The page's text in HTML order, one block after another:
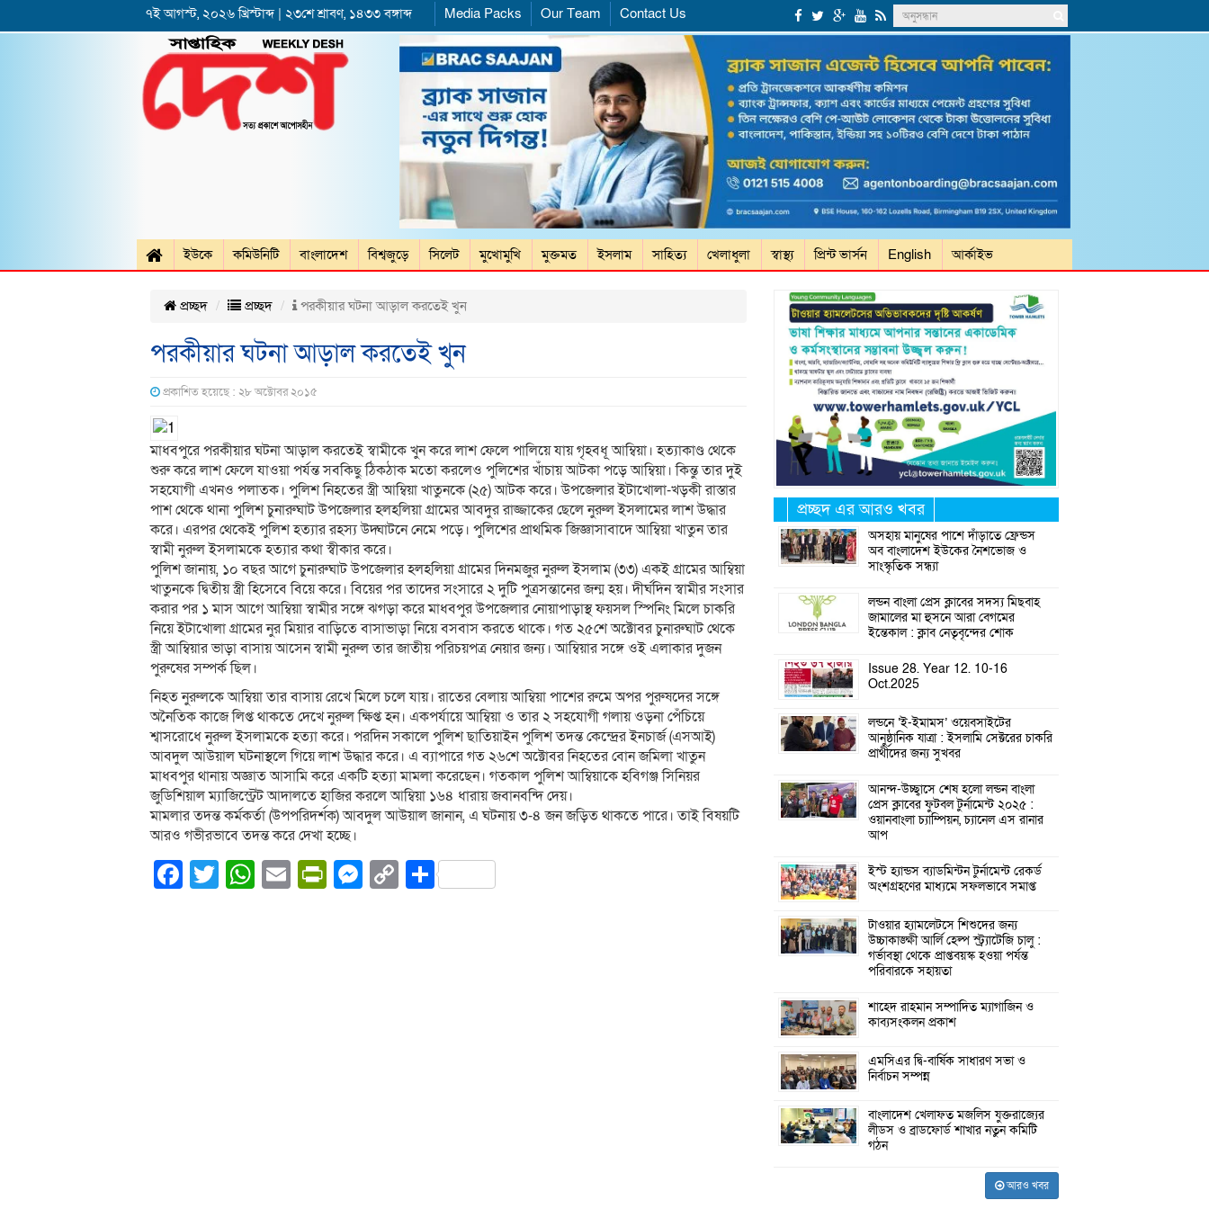
৭ই আগস্ট, ২০২৬ খ্রিস্টাব্দ | ২৩শে শ্রাবণ, ১৪৩৩ বঙ্গাব্দ Media Packs Our Team Contact Us
ইউকে কমিউনিটি বাংলাদেশ বিশ্বজুড়ে সিলেট মুখোমুখি মুক্তমত ইসলাম সাহিত্য খেলাধুলা স্বাস্থ্য প্রিন্ট ভার্সন English আর্কাইভ
প্রচ্ছদ প্রচ্ছদ পরকীয়ার ঘটনা আড়াল করতেই খুন
পরকীয়ার ঘটনা আড়াল করতেই খুন
প্রকাশিত হয়েছে : ২৮ অক্টোবর ২০১৫
মাধবপুরে পরকীয়ার ঘটনা আড়াল করতেই স্বামীকে খুন করে লাশ ফেলে পালিয়ে যায় গৃহবধূ আম্বিয়া। হত্যাকাণ্ড থেকে
শুরু করে লাশ ফেলে যাওয়া পর্যন্ত সবকিছু ঠিকঠাক মতো করলেও পুলিশের খাঁচায় আটকা পড়ে আম্বিয়া। কিন্তু তার দুই
সহযোগী এখনও পলাতক। পুলিশ নিহতের স্ত্রী আম্বিয়া খাতুনকে (২৫) আটক করে। উপজেলার ইটাখোলা-খড়কী রাস্তার
পাশ থেকে থানা পুলিশ চুনারুঘাট উপজেলার হলহলিয়া গ্রামের আবদুর রাজ্জাকের ছেলে নুরুল ইসলামের লাশ উদ্ধার
করে। এরপর থেকেই পুলিশ হত্যার রহস্য উদ্ঘাটনে নেমে পড়ে। পুলিশের প্রাথমিক জিজ্ঞাসাবাদে আম্বিয়া খাতুন তার
স্বামী নুরুল ইসলামকে হত্যার কথা স্বীকার করে।
পুলিশ জানায়, ১০ বছর আগে চুনারুঘাট উপজেলার হলহলিয়া গ্রামের দিনমজুর নুরুল ইসলাম (৩৩) একই গ্রামের আম্বিয়া
খাতুনকে দ্বিতীয় স্ত্রী হিসেবে বিয়ে করে। বিয়ের পর তাদের সংসারে ২ দুটি পুত্রসন্তানের জন্ম হয়। দীর্ঘদিন স্বামীর সংসার
করার পর ১ মাস আগে আম্বিয়া স্বামীর সঙ্গে ঝগড়া করে মাধবপুর উপজেলার নোয়াপাড়াস্থ ফয়সল স্পিনিং মিলে চাকরি
নিয়ে ইটাখোলা গ্রামের নুর মিয়ার বাড়িতে বাসাভাড়া নিয়ে বসবাস করতে থাকে। গত ২৫শে অক্টোবর চুনারুঘাট থেকে
স্ত্রী আম্বিয়ার ভাড়া বাসায় আসেন স্বামী নুরুল তার জাতীয় পরিচয়পত্র নেয়ার জন্য। আম্বিয়ার সঙ্গে ওই এলাকার দুজন
পুরুষের সম্পর্ক ছিল।
নিহত নুরুলকে আম্বিয়া তার বাসায় রেখে মিলে চলে যায়। রাতের বেলায় আম্বিয়া পাশের রুমে অপর পুরুষদের সঙ্গে
অনৈতিক কাজে লিপ্ত থাকতে দেখে নুরুল ক্ষিপ্ত হন। একপর্যায়ে আম্বিয়া ও তার ২ সহযোগী গলায় ওড়না পেঁচিয়ে
শ্বাসরোধে নুরুল ইসলামকে হত্যা করে। পরদিন সকালে পুলিশ ছাতিয়াইন পুলিশ তদন্ত কেন্দ্রের ইনচার্জ (এসআই)
আবদুল আউয়াল ঘটনাস্থলে গিয়ে লাশ উদ্ধার করে। এ ব্যাপারে গত ২৬শে অক্টোবর নিহতের বোন জমিলা খাতুন
মাধবপুর থানায় অজ্ঞাত আসামি করে একটি হত্যা মামলা করেছেন। গতকাল পুলিশ আম্বিয়াকে হবিগঞ্জ সিনিয়র
জুডিশিয়াল ম্যাজিস্ট্রেট আদালতে হাজির করলে আম্বিয়া ১৬৪ ধারায় জবানবন্দি দেয়।
মামলার তদন্ত কর্মকর্তা (উপপরিদর্শক) আবদুল আউয়াল জানান, এ ঘটনায় ৩-৪ জন জড়িত থাকতে পারে। তাই বিষয়টি
আরও গভীরভাবে তদন্ত করে দেখা হচ্ছে।
Facebook
Twitter
WhatsApp
EmailPrintFriendly
Messenger
CopyShare
প্রচ্ছদ এর আরও খবর
অসহায় মানুষের পাশে দাঁড়াতে ফ্রেন্ডস
অব বাংলাদেশ ইউকের নৈশভোজ ও
সাংস্কৃতিক সন্ধ্যা
লন্ডন বাংলা প্রেস ক্লাবের সদস্য মিছবাহ
জামালের মা হুসনে আরা বেগমের
ইন্তেকাল : ক্লাব নেতৃবৃন্দের শোক
Issue 28. Year 12. 10-16
Oct.2025
লন্ডনে ‘ই-ইমামস’ ওয়েবসাইটের
আনুষ্ঠানিক যাত্রা : ইসলামি সেক্টরের চাকরি
প্রার্থীদের জন্য সুখবর
আনন্দ-উচ্ছ্বাসে শেষ হলো লন্ডন বাংলা
প্রেস ক্লাবের ফুটবল টুর্নামেন্ট ২০২৫ :
ওয়ানবাংলা চ্যাম্পিয়ন, চ্যানেল এস রানার
আপ
ইস্ট হ্যান্ডস ব্যাডমিন্টন টুর্নামেন্ট রেকর্ড
অংশগ্রহণের মাধ্যমে সফলভাবে সমাপ্ত
টাওয়ার হ্যামলেটসে শিশুদের জন্য
উচ্চাকাঙ্ক্ষী আর্লি হেল্প স্ট্র্যাটেজি চালু :
গর্ভাবস্থা থেকে প্রাপ্তবয়স্ক হওয়া পর্যন্ত
পরিবারকে সহায়তা
শাহেদ রাহমান সম্পাদিত ম্যাগাজিন ও
কাব্যসংকলন প্রকাশ
এমসিএর দ্বি-বার্ষিক সাধারণ সভা ও
নির্বাচন সম্পন্ন
বাংলাদেশ খেলাফত মজলিস যুক্তরাজ্যের
লীডস ও ব্রাডফোর্ড শাখার নতুন কমিটি
গঠন
আরও খবর